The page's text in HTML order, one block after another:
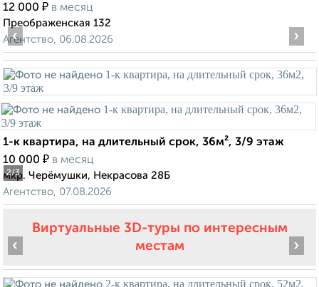
12 000 ₽ в месяц
Преображенская 132
Агентство, 06.08.2026
2/3
‹ ›
1-к квартира, на длительный срок, 36м², 3/9 этаж
10 000 ₽ в месяц
мкр. Черёмушки, Некрасова 28Б
Агентство, 07.08.2026
Виртуальные 3D-туры по интересным
местам
‹ ›